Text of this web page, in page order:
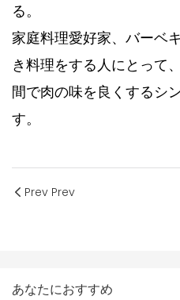
る。
家庭料理愛好家、バーベ
き料理をする人にとって
間で肉の味を良くするシ
す。
Prev Prev
あなたにおすすめ